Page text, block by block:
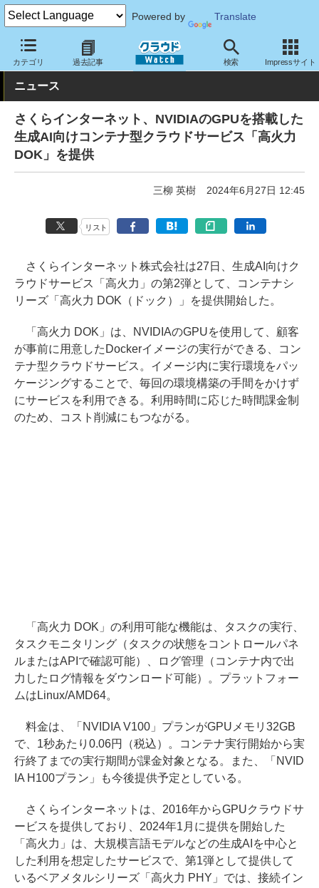
Powered by Translate
カテゴリ 過去記事 検索 Impressサイト
クラウド Watch ハード・インフラ パブリッククラウド その他
ニュース
さくらインターネット、NVIDIAのGPUを搭載した
生成AI向けコンテナ型クラウドサービス「高火力
DOK」を提供
三柳 英樹 2024年6月27日 12:45
リスト
さくらインターネット株式会社は27日、生成AI向けク
ラウドサービス「高火力」の第2弾として、コンテナシ
リーズ「高火力 DOK（ドック）」を提供開始した。
「高火力 DOK」は、NVIDIAのGPUを使用して、顧客
が事前に用意したDockerイメージの実行ができる、コン
テナ型クラウドサービス。イメージ内に実行環境をパッ
ケージングすることで、毎回の環境構築の手間をかけず
にサービスを利用できる。利用時間に応じた時間課金制
のため、コスト削減にもつながる。
「高火力 DOK」の利用可能な機能は、タスクの実行、
タスクモニタリング（タスクの状態をコントロールパネ
ルまたはAPIで確認可能）、ログ管理（コンテナ内で出
力したログ情報をダウンロード可能）。プラットフォー
ムはLinux/AMD64。
料金は、「NVIDIA V100」プランがGPUメモリ32GB
で、1秒あたり0.06円（税込）。コンテナ実行開始から実
行終了までの実行期間が課金対象となる。また、「NVID
IA H100プラン」も今後提供予定としている。
さくらインターネットは、2016年からGPUクラウドサ
ービスを提供しており、2024年1月に提供を開始した
「高火力」は、大規模言語モデルなどの生成AIを中心と
した利用を想定したサービスで、第1弾として提供して
いるベアメタルシリーズ「高火力 PHY」では、接続イン